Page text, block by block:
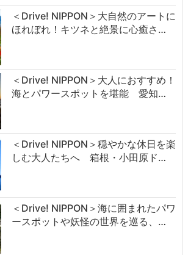
＜Drive! NIPPON＞大自然のアートに
ほれぼれ！キツネと絶景に心癒さ…
＜Drive! NIPPON＞大人におすすめ！
海とパワースポットを堪能 愛知…
＜Drive! NIPPON＞穏やかな休日を楽
しむ大人たちへ 箱根・小田原ド…
＜Drive! NIPPON＞海に囲まれたパワ
ースポットや妖怪の世界を巡る、…